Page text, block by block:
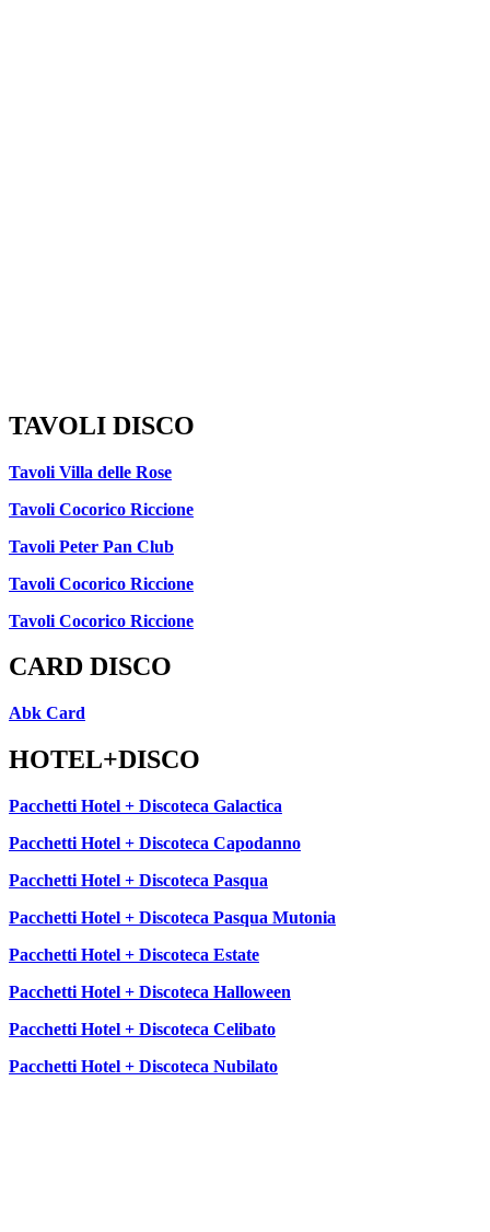
TAVOLI DISCO
Tavoli Villa delle Rose
Tavoli Cocorico Riccione
Tavoli Peter Pan Club
Tavoli Cocorico Riccione
Tavoli Cocorico Riccione
CARD DISCO
Abk Card
HOTEL+DISCO
Pacchetti Hotel + Discoteca Galactica
Pacchetti Hotel + Discoteca Capodanno
Pacchetti Hotel + Discoteca Pasqua
Pacchetti Hotel + Discoteca Pasqua Mutonia
Pacchetti Hotel + Discoteca Estate
Pacchetti Hotel + Discoteca Halloween
Pacchetti Hotel + Discoteca Celibato
Pacchetti Hotel + Discoteca Nubilato